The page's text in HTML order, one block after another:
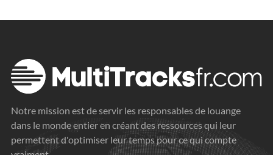
Notre mission est de servir les responsables de louange
dans le monde entier en créant des ressources qui leur
permettent d'optimiser leur temps pour ce qui compte